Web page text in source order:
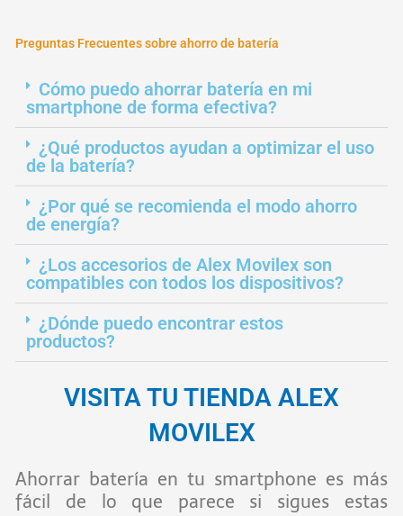
Preguntas Frecuentes sobre ahorro de batería
Cómo puedo ahorrar batería en mi
smartphone de forma efectiva?
¿Qué productos ayudan a optimizar el uso
de la batería?
¿Por qué se recomienda el modo ahorro
de energía?
¿Los accesorios de Alex Movilex son
compatibles con todos los dispositivos?
¿Dónde puedo encontrar estos
productos?
VISITA TU TIENDA ALEX
MOVILEX
Ahorrar batería en tu smartphone es más
fácil de lo que parece si sigues estas